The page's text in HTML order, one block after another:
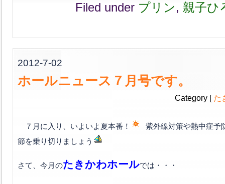
Filed under プリン, 親子
2012-7-02
ホールニュース７月号です。
Category [ た
７月に入り、いよいよ夏本番！
紫外線対策や熱中症予
節を乗り切りましょう
さて、今月のたきかわホールでは・・・